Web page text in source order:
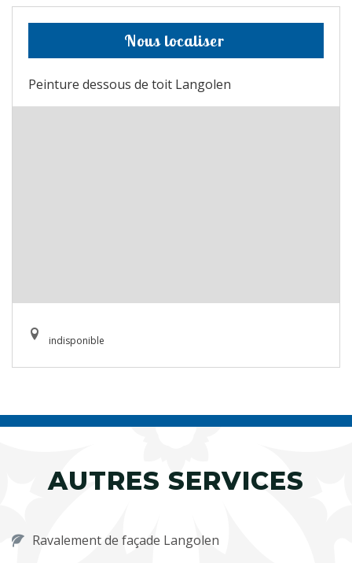
Nous localiser
Peinture dessous de toit Langolen
indisponible
AUTRES SERVICES
Ravalement de façade Langolen